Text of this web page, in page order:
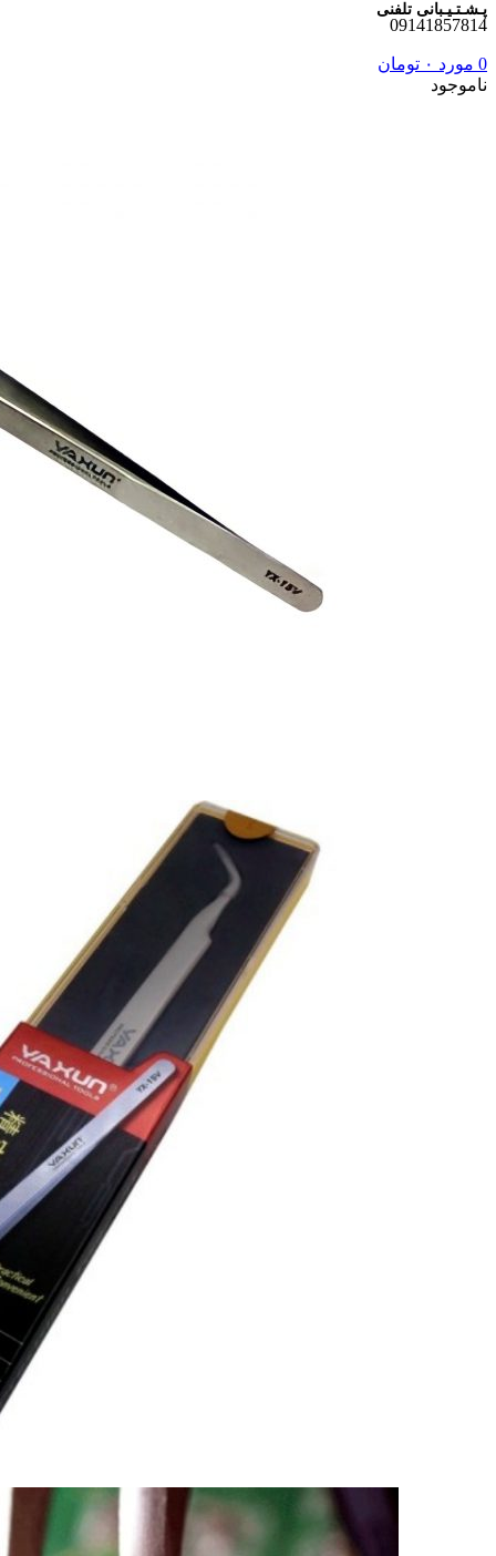
پـشـتـیـبانی تلفنی
09141857814
0 مورد ۰ تومان
ناموجود